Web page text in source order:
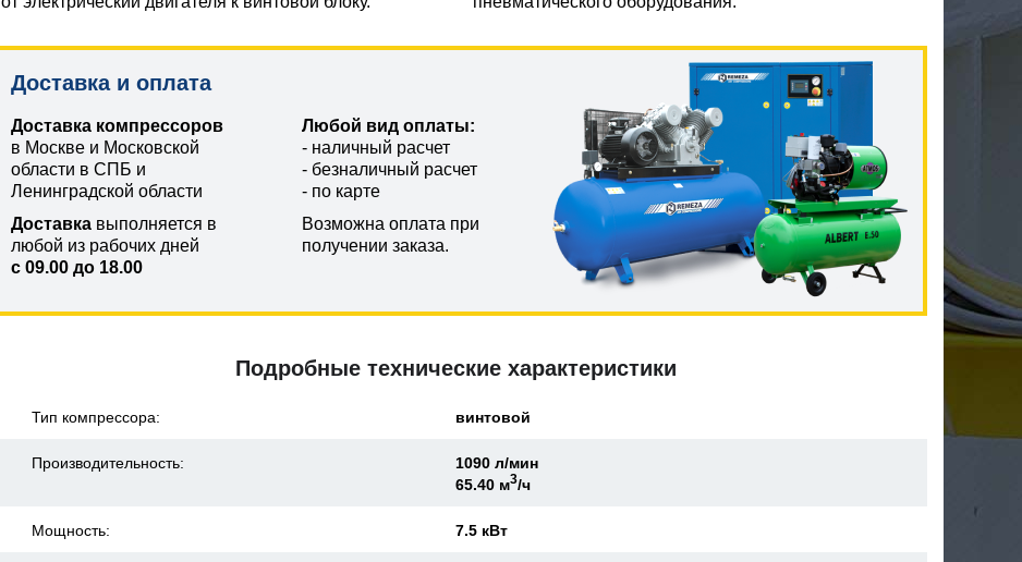
Доставка и оплата
Доставка компрессоров
в Москве и Московской
области в СПБ и
Ленинградской области
Доставка выполняется в
любой из рабочих дней
с 09.00 до 18.00
Любой вид оплаты:
- наличный расчет
- безналичный расчет
- по карте
Возможна оплата при
получении заказа.
Подробные технические характеристики
Тип компрессора: винтовой
Производительность:
1090 л/мин
65.40 м3/ч
Мощность: 7.5 кВт